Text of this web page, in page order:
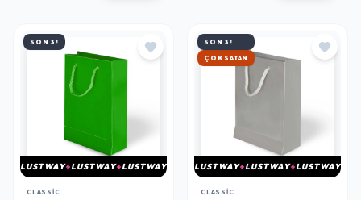
SON 3!
LUSTWAY LUSTWAY LUSTWAY
CLASSIC
SON 3!
ÇOK SATAN
LUSTWAY LUSTWAY LUSTWAY
CLASSIC